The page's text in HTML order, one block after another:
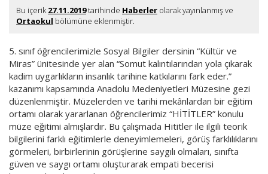
Bu içerik27.11.2019tarihinde Haberler olarak yayınlanmış ve
Ortaokul bölümüne eklenmiştir.
5. sınıf öğrencilerimizle Sosyal Bilgiler dersinin “Kültür ve
Miras” ünitesinde yer alan “Somut kalıntılarından yola çıkarak
kadim uygarlıkların insanlık tarihine katkılarını fark eder.”
kazanımı kapsamında Anadolu Medeniyetleri Müzesine gezi
düzenlenmiştir. Müzelerden ve tarihi mekânlardan bir eğitim
ortamı olarak yararlanan öğrencilerimiz “HİTİTLER” konulu
müze eğitimi almışlardır. Bu çalışmada Hititler ile ilgili teorik
bilgilerini farklı eğitimlerle deneyimlemeleri, görüş farklılıklarını
görmeleri, birbirlerinin görüşlerine saygılı olmaları, sınıfta
güven ve saygı ortamı oluşturarak empati becerisi